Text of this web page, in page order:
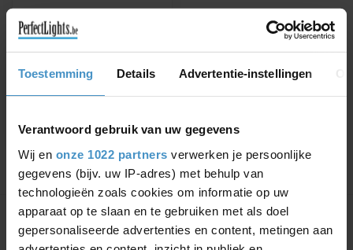
Toestemming Details Advertentie-instellingen
Verantwoord gebruik van uw gegevens
Wij en onze 1022 partners verwerken je persoonlijke
gegevens (bijv. uw IP-adres) met behulp van
technologieën zoals cookies om informatie op uw
apparaat op te slaan en te gebruiken met als doel
gepersonaliseerde advertenties en content, metingen aan
WALL / CEILING LAMP
TOWNA 1.0 LED IP44
Gold, Black / Gold, Copper,
€270,25
Showing1-1 of 1